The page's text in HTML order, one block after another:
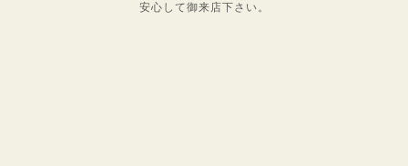
安心して御来店下さい。